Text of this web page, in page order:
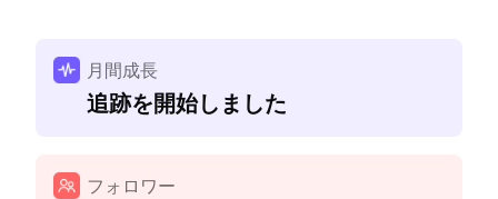
月間成長
追跡を開始しました
フォロワー